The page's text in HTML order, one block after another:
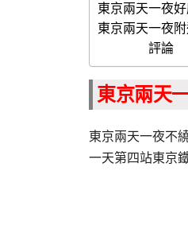
東京兩天一夜
東京兩天一夜
評論
東京兩天
東京兩天一夜不
一天第四站東京